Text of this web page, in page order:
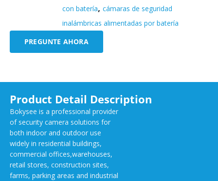
con batería, cámaras de seguridad
inalámbricas alimentadas por batería
PREGUNTE AHORA
Product Detail Description
Bokysee is a professional provider
of security camera solutions for
both indoor and outdoor use
widely in residential buildings,
commercial offices,warehouses,
retail stores, construction sites,
farms, parking areas and industrial